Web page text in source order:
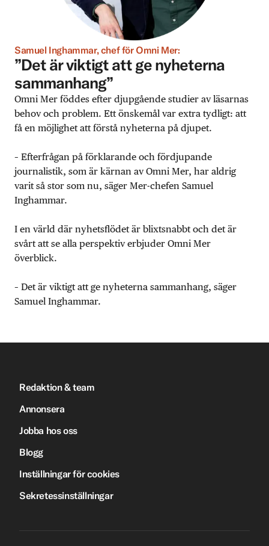
Samuel Inghammar, chef för Omni Mer:
”Det är viktigt att ge nyheterna
sammanhang”
Omni Mer föddes efter djupgående studier av läsarnas
behov och problem. Ett önskemål var extra tydligt: att
få en möjlighet att förstå nyheterna på djupet.
– Efterfrågan på förklarande och fördjupande
journalistik, som är kärnan av Omni Mer, har aldrig
varit så stor som nu, säger Mer-chefen Samuel
Inghammar.
I en värld där nyhetsflödet är blixtsnabbt och det är
svårt att se alla perspektiv erbjuder Omni Mer
överblick.
– Det är viktigt att ge nyheterna sammanhang, säger
Samuel Inghammar.
Redaktion & team
Annonsera
Jobba hos oss
Blogg
Inställningar för cookies
Sekretessinställningar